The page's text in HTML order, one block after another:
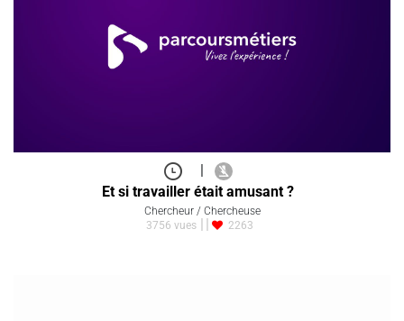
|
Et si travailler était amusant ?
Chercheur / Chercheuse
3756 vues
2263